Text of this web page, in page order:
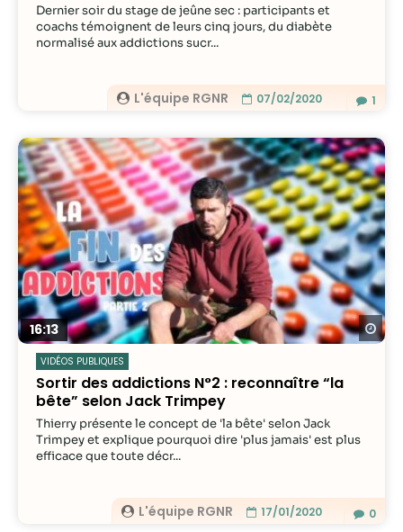
L'équipe RGNR 07/02/2020
Dernier soir du stage de jeûne sec : participants et
coachs témoignent de leurs cinq jours, du diabète
normalisé aux addictions sucr...
1
16:13
VIDÉOS PUBLIQUES
Sortir des addictions N°2 : reconnaître “la
bête” selon Jack Trimpey
L'équipe RGNR 17/01/2020
Thierry présente le concept de 'la bête' selon Jack
Trimpey et explique pourquoi dire 'plus jamais' est plus
efficace que toute décr...
0